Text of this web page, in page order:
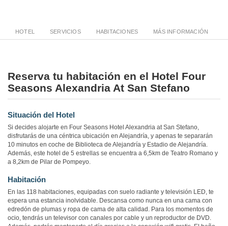
HOTEL SERVICIOS HABITACIONES MÁS INFORMACIÓN
Reserva tu habitación en el Hotel Four
Seasons Alexandria At San Stefano
Situación del Hotel
Si decides alojarte en Four Seasons Hotel Alexandria at San Stefano,
disfrutarás de una céntrica ubicación en Alejandría, y apenas te separarán
10 minutos en coche de Biblioteca de Alejandría y Estadio de Alejandría.
Además, este hotel de 5 estrellas se encuentra a 6,5km de Teatro Romano y
a 8,2km de Pilar de Pompeyo.
Habitación
En las 118 habitaciones, equipadas con suelo radiante y televisión LED, te
espera una estancia inolvidable. Descansa como nunca en una cama con
edredón de plumas y ropa de cama de alta calidad. Para los momentos de
ocio, tendrás un televisor con canales por cable y un reproductor de DVD.